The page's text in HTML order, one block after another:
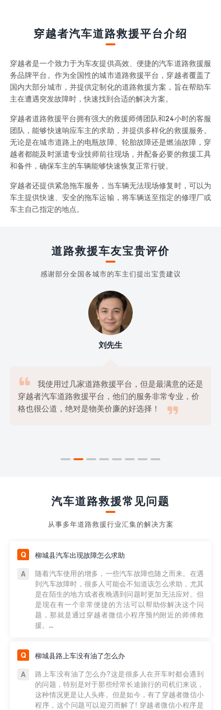
穿越者汽车道路救援平台介绍
穿越者是一个致力于为车友提供高效、便捷的汽车道路救援服
务品牌平台。作为全国性的城市道路救援平台，穿越者覆盖了
国内大部分城市，并提供定制化的道路救援方案，旨在帮助车
主在遭遇突发故障时，快速找到合适的解决方案。
穿越者道路救援平台拥有强大的救援师傅团队和24小时的客服
团队，能够快速响应车主的求助，并提供多样化的救援服务。
无论是在城市道路上的电瓶故障、轮胎故障还是燃油故障，穿
越者都能及时派遣专业技师前往现场，并配备必要的救援工具
和备件，确保车主的车辆能够快速恢复正常行驶。
穿越者还提供紧急拖车服务，当车辆无法现场修复时，可以为
车主提供快速、安全的拖车运输，将车辆送至指定的修理厂或
车主自己指定的地点。
道路救援车友宝贵评价
感谢部分全国各城市的车主们提出宝贵建议
刘先生

我使用过几家道路救援平台，但是最满意的还是
穿越者汽车道路救援平台，他们的服务非常专业，价
格也很公道，绝对是物美价廉的好选择！

汽车道路救援常见问题
从事多年道路救援行业汇集的解决方案
柳城县汽车出现故障怎么求助
随着汽车使用的增多，一些汽车故障也随之而来。在遇
到汽车故障时，很多人可能会不知道该怎么求助，尤其
是在陌生的地方或者夜晚遇到问题时更加无法应对。但
是现在有一个非常便捷的方法可以帮助你解决这个问
题，那就是通过穿越者微信小程序预约附近的师傅救
援。...
柳城县路上车没有油了怎么办
路上车没有油了怎么办?这是很多人在开车时都会遇到
的问题，特别是对于那些经常长途旅行的司机们来说，
这种情况更是让人头疼。但是如今，有了穿越者微信小
程序，这个问题可以迎刃而解了! 穿越者微信小程序是